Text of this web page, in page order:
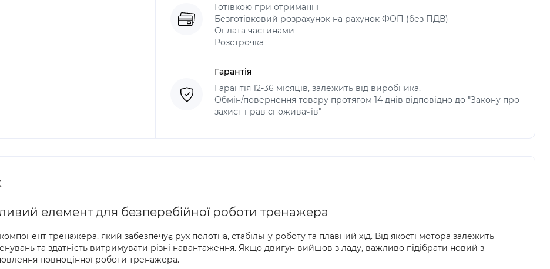
Готівкою при отриманні
Безготівковий розрахунок на рахунок ФОП (без ПДВ)
Оплата частинами
Розстрочка
Гарантія
Гарантія 12-36 місяців, залежить від виробника,
Обмін/повернення товару протягом 14 днів відповідно до "Закону про
захист прав споживачів"
елемент для безперебійної роботи тренажера
тренажера, який забезпечує рух полотна, стабільну роботу та плавний хід. Від якості мотора залежить
та здатність витримувати різні навантаження. Якщо двигун вийшов з ладу, важливо підібрати новий з
повноцінної роботи тренажера.